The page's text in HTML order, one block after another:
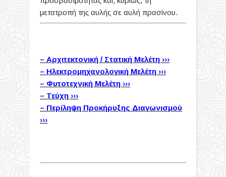
μετατροπή της αυλής σε αυλή πρασίνου.
– Αρχιτεκτονική / Στατική Μελέτη ›››
– Ηλεκτρομηχανολογική Μελέτη ›››
– Φυτοτεχνική Μελέτη ›››
– Τεύχη ›››
– Περίληψη Προκήρυξης Διαγωνισμού
›››